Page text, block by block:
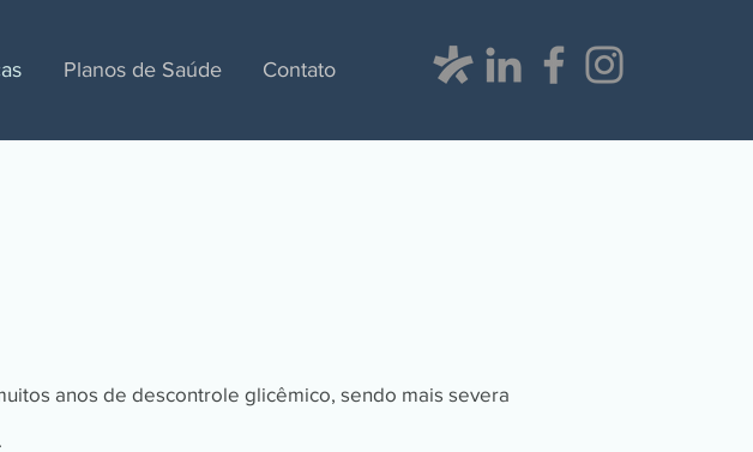
Planos de Saúde Contato
anos de descontrole glicêmico, sendo mais severa